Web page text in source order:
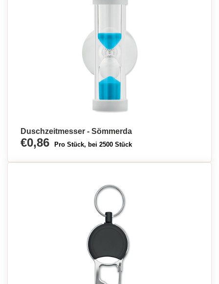
Duschzeitmesser - Sömmerda
€0,86 Pro Stück, bei 2500 Stück